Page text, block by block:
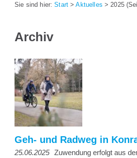
Sie sind hier:Start >Aktuelles >2025
Archiv
Geh- und Radweg in
25.06.2025 Zuwendung erfolgt aus